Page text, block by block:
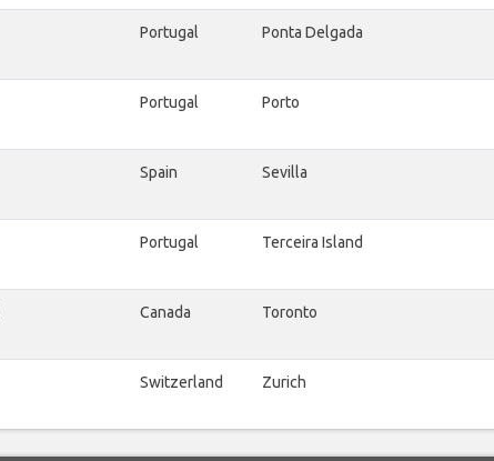
Portugal Ponta Delgada
Portugal Porto
Spain Sevilla
Portugal Terceira Island
Canada Toronto
Switzerland Zurich